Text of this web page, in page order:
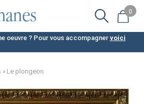
0
oeuvre ? Pour vous accompagner voici
Le plongeon